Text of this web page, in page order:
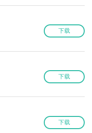
下载
下载
下载